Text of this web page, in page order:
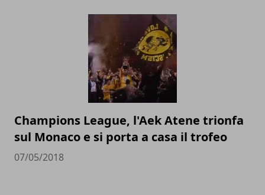
Champions League, l'Aek Atene trionfa
sul Monaco e si porta a casa il trofeo
07/05/2018